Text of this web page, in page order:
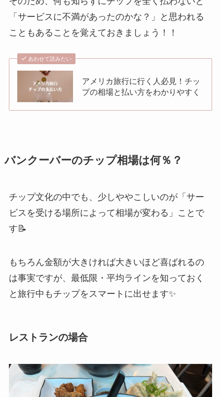
「サービスに不満があったのかな？」と思われる
こともあることを覚えておきましょう！！
あわせて読みたい
アメリカ旅行に行く人必見！チッ
プの相場と払い方をわかりやすく
バンクーバーのチップ相場は何％？
チップ文化の中でも、少しややこしいのが「サー
ビスを受ける場所によって相場が変わる」ことで
す📝
もちろん金額が大きければ大きいほど喜ばれるの
は事実ですが、最低限・平均ラインを知っておく
と旅行中もチップをスマートに出せます✨
レストランの場合